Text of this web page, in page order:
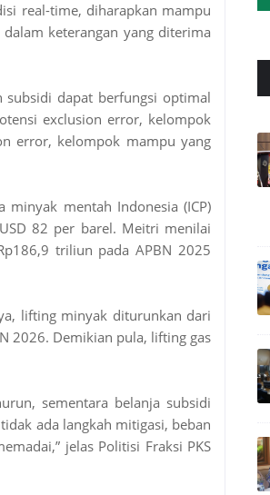
real-time, diharapkan mampu
keterangan yang diterima
dapat berfungsi optimal
exclusion error, kelompok
error, kelompok mampu yang
mentah Indonesia (ICP)
82 per barel. Meitri menilai
triliun pada APBN 2025
lifting minyak diturunkan dari
2026. Demikian pula, lifting gas
sementara belanja subsidi
ada langkah mitigasi, beban
jelas Politisi Fraksi PKS